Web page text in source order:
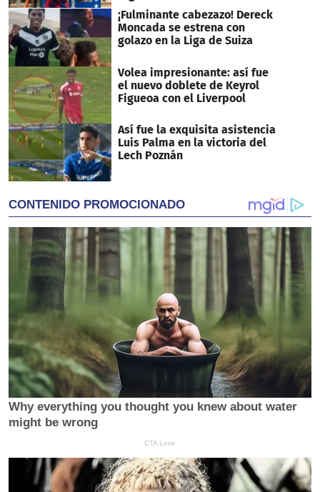
¡Fulminante cabezazo! Dereck
Moncada se estrena con
golazo en la Liga de Suiza
Volea impresionante: así fue
el nuevo doblete de Keyrol
Figueoa con el Liverpool
Así fue la exquisita asistencia
Luis Palma en la victoria del
Lech Poznán